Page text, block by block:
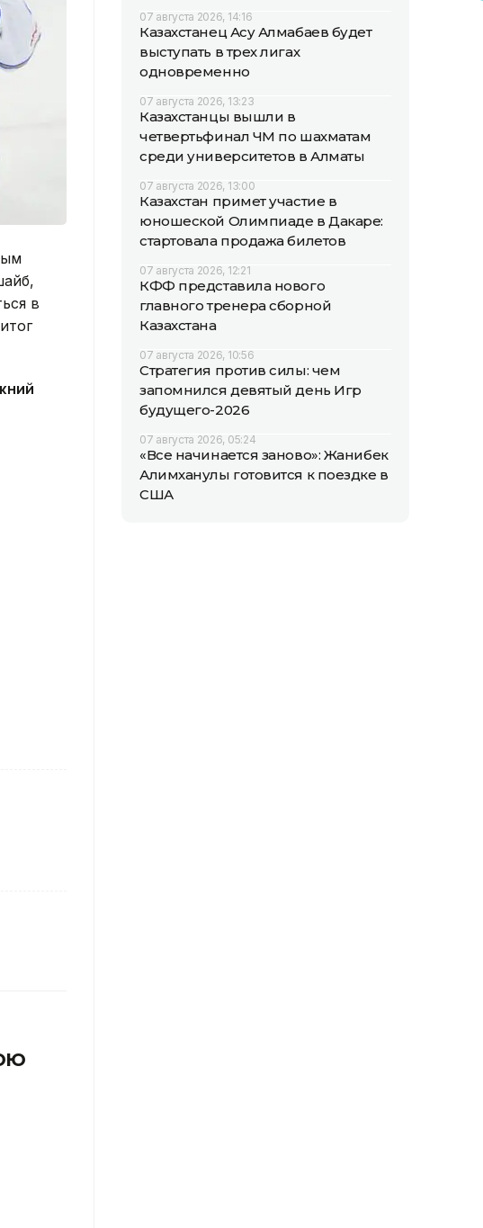
в
07 августа 2026, 14:16
Казахстанец Асу Алмабаев будет
выступать в трех лигах
одновременно
07 августа 2026, 13:23
Казахстанцы вышли в
четвертьфинал ЧМ по шахматам
среди университетов в Алматы
07 августа 2026, 13:00
Казахстан примет участие в
юношеской Олимпиаде в Дакаре:
стартовала продажа билетов
07 августа 2026, 12:21
КФФ представила нового
главного тренера сборной
Казахстана
07 августа 2026, 10:56
Стратегия против силы: чем
запомнился девятый день Игр
будущего-2026
07 августа 2026, 05:24
«Все начинается заново»: Жанибек
Алимханулы готовится к поездке в
США